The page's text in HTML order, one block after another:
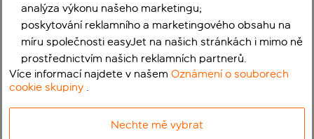
analýza výkonu našeho marketingu;
poskytování reklamního a marketingového obsahu na
míru společnosti easyJet na našich stránkách i mimo ně
prostřednictvím našich reklamních partnerů.
Více informací najdete v našemOznámení o souborech
cookie skupiny .
Nechte mě vybrat